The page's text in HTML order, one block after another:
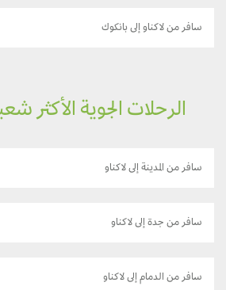
سافر من لاكناو إلى بانكوك
الرحلات الجوية الأكثر
سافر من المدينة إلى لاكناو
سافر من جدة إلى لاكناو
سافر من الدمام إلى لاكناو